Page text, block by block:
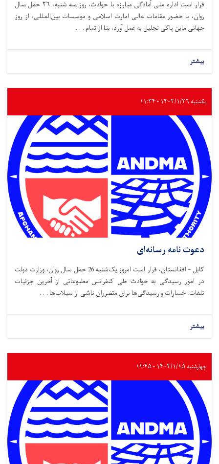
قرار است اداره ملی آمادگی مبارزه با حوادث،‌ روز سه شنبه، ۲۶ حمل سال
روان، با حضور مقامات عالی امارت اسلامی و موسسات بین‌المللی، از روز
جهانی ماین پاکی تجلیل به عمل آورد، بنا از تمام . . .
بیشتر
یکشنبه ۱۴۰۳/۱/۲۶ - ۱۱:۳۴
دعوت نامه رسانه‌ای
کابل – افغانستان، قرار است امروز یک‌شنبه 26 حمل سال روان، وزارت دولت
در امور رسیدگی به حوادث طی کنفرانس مطبوعاتی از آخرین جزئیات
تلفات، خسارات و رسیدگی‌ها برای متضرران ناشی از سیلاب‌ها . . .
بیشتر
چهارشنبه ۱۴۰۳/۱/۱۵ - ۱۲:۴۵